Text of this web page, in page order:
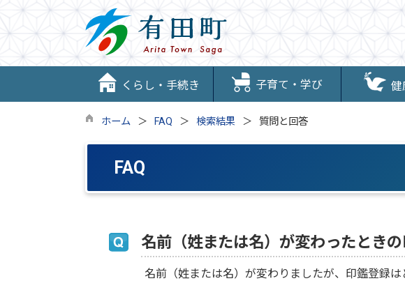
くらし・手続き 子育て・学び 健
ホーム FAQ 検索結果 質問と回答
FAQ
名前（姓または名）が変わったとき
名前（姓または名）が変わりましたが、印鑑登録は